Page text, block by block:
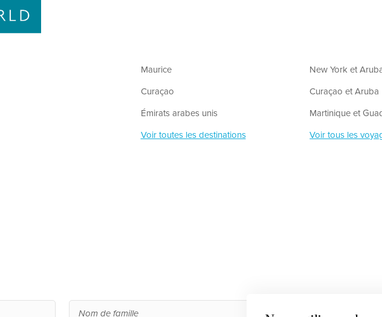
Maurice
Curaçao
Émirats arabes unis
Voir toutes les destinations
New York et
Curaçao et Aruba
Martinique et
Voir tous les